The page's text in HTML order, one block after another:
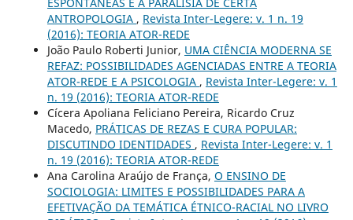
ANTROPOLOGIA , Revista Inter-Legere: v. 1 n. 19
(2016): TEORIA ATOR-REDE
João Paulo Roberti Junior, UMA CIÊNCIA MODERNA SE
REFAZ: POSSIBILIDADES AGENCIADAS ENTRE A TEORIA
ATOR-REDE E A PSICOLOGIA , Revista Inter-Legere: v. 1
n. 19 (2016): TEORIA ATOR-REDE
Cícera Apoliana Feliciano Pereira, Ricardo Cruz
Macedo, PRÁTICAS DE REZAS E CURA POPULAR:
DISCUTINDO IDENTIDADES , Revista Inter-Legere: v. 1
n. 19 (2016): TEORIA ATOR-REDE
Ana Carolina Araújo de França, O ENSINO DE
SOCIOLOGIA: LIMITES E POSSIBILIDADES PARA A
EFETIVAÇÃO DA TEMÁTICA ÉTNICO-RACIAL NO LIVRO